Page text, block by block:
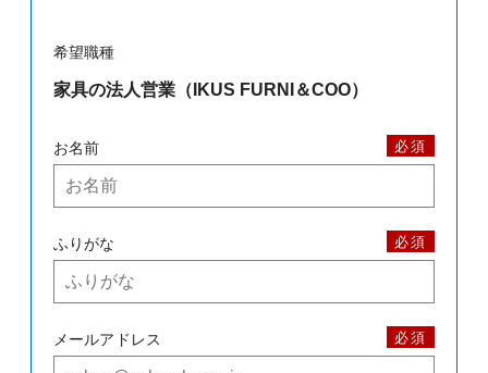
希望職種
お名前 必須
ふりがな 必須
メールアドレス 必須